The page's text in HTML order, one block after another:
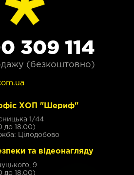
309 114
офіс ХОП "Шериф"
1/44
до 18.00)
Цілодобово
(безкоштовно)
та відеонагляду
9
до 18.00)